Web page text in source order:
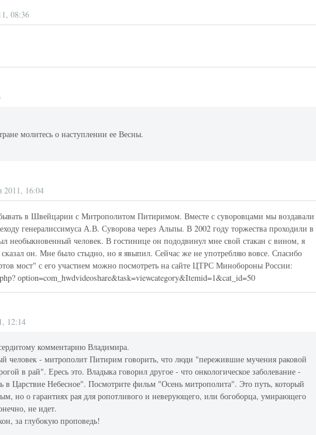
08:36
молитесь о наступлении ее Весны.
2011, 16:04
в Швейцарии с Митрополитом Питиримом. Вместе с суворовцами мы воздавали
генералиссимуса А.В. Суворова через Альпы. В 2002 году торжества проходили в
необыкновенный человек. В гостинице он пододвинул мне свой стакан с вином, я
он. Мне было стыдно, но я явыпил. Сейчас же не употребляю вовсе. Спасибо
мост" с его участием можно посмотреть на сайте ЦТРС Минобороны России:
оption=com_hwdvideoshare&task=viewcategory&Itemid=1&cat_id=50
12:14
комментарию Владимира.
человек - митрополит Питирим говорить, что люди "пережившие мучения раковой
в рай". Ересь это. Владыка говорил другое - что онкологическое заболевание -
в Царствие Небесное". Посмотрите фильм "Осень митрополита". Это путь, который
но о гарантиях рая для ропотливого и неверующего, или богоборца, умирающего
не идет.
за глубокую проповедь!